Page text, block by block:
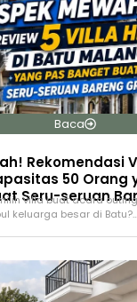
Baca
Rekomendasi
50 Orang
Seru-seruan
villa buat acara
keluarga besar di Batu?…